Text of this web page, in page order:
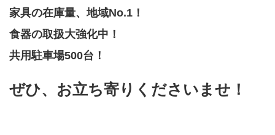
家具の在庫量、地域No.1！
食器の取扱大強化中！
共用駐車場500台！
ぜひ、お立ち寄りくださいませ！